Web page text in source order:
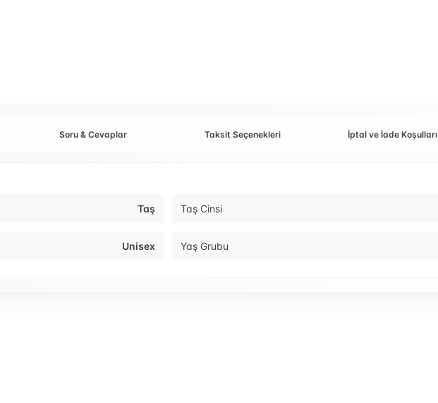
Soru & Cevaplar Taksit Seçenekleri İptal ve İade Koşulları
Taş Taş Cinsi
Unisex Yaş Grubu